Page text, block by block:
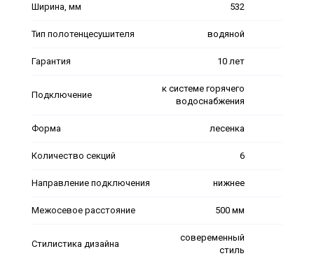
Ширина, мм 532
Тип полотенцесушителя водяной
Гарантия 10 лет
Подключение
к системе горячего
водоснабжения
Форма лесенка
Количество секций 6
Направление подключения нижнее
Межосевое расстояние 500 мм
Стилистика дизайна
совеременный
стиль